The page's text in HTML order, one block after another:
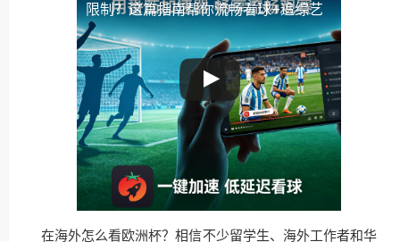
限制？这篇指南帮你流畅看球+追综艺
在海外怎么看欧洲杯？相信不少留学生、海外工作者和华